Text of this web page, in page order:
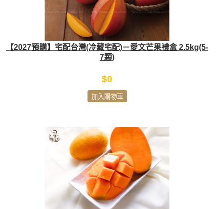
【2027預購】宅配台灣(冷藏宅配)－愛文芒果禮盒 2.5kg(5-
7顆)
$0
加入購物車